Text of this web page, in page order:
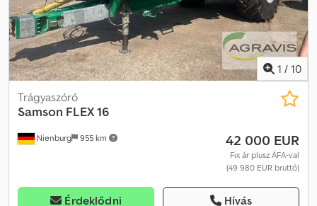
Sinnerhoop 17 58285 Gevelsberg Tel.: Fax:
1 / 10
Nienburg 955 km
Trágyaszóró
Samson FLEX 16
42 000 EUR
Fix ár plusz ÁFA-val
(49 980 EUR bruttó)
Érdeklődni Hívás